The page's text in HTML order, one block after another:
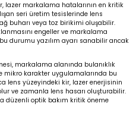
lazer markalama hatalarının en kritik
seri üretim tesislerinde lens
buharı veya toz birikimi oluşabilir.
engeller ve markalama
durumu yazılım ayarı sanabilir ancak
markalama alanında bulanıklık
mikro karakter uygulamalarında bu
lens yüzeyindeki kir, lazer enerjisinin
ve zamanla lens hasarı oluşturabilir.
düzenli optik bakım kritik öneme